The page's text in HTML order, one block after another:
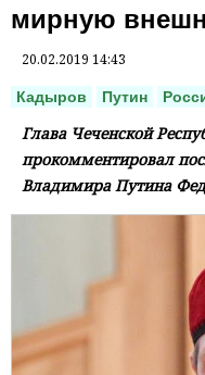
мирную
20.02.2019 14:43
Кадыров Путин
Глава Чеченской
прокомментировал
Владимира Путина